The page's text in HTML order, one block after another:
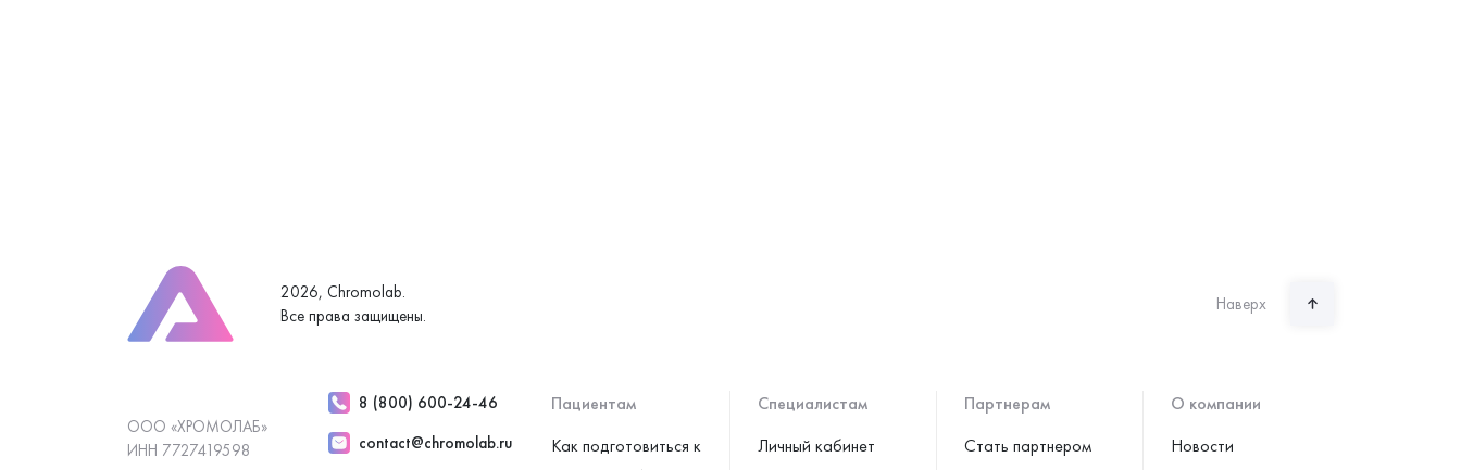
2026, Chromolab.
Все права защищены.
Наверх
Пациентам
Как подготовиться к
Специалистам
Личный кабинет
Партнерам
Стать партнером
О компании
Новости
ООО «ХРОМОЛАБ»
ИНН 7727419598
8 (800) 600-24-46
contact@chromolab.ru